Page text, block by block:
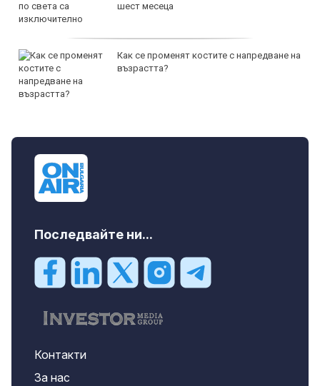
шест месеца
Как се променят костите с напредване на
възрастта?
Последвайте ни...
Контакти
За нас